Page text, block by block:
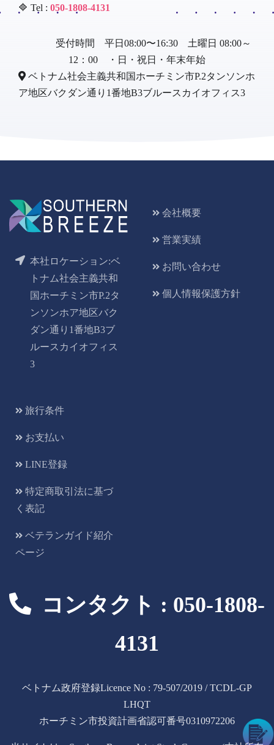
🔷 Tel : 050-1808-4131
受付時間 平日08:00〜16:30 土曜日 08:00～
12：00 ・日・祝日・年末年始
ベトナム社会主義共和国ホーチミン市P.2タンソンホ
ア地区バクダン通り1番地B3ブルースカイオフィス3
本社ロケーション:ベ
トナム社会主義共和
国ホーチミン市P.2タ
ンソンホア地区バク
ダン通り1番地B3ブ
ルースカイオフィス
3
会社概要
営業実績
お問い合わせ
個人情報保護方針
旅行条件
お支払い
LINE登録
特定商取引法に基づ
く表記
ベテランガイド紹介
ページ
コンタクト : 050-1808-
4131
ベトナム政府登録Licence No : 79-507/2019 / TCDL-GP
LHQT
ホーチミン市投資計画省認可番号0310972206